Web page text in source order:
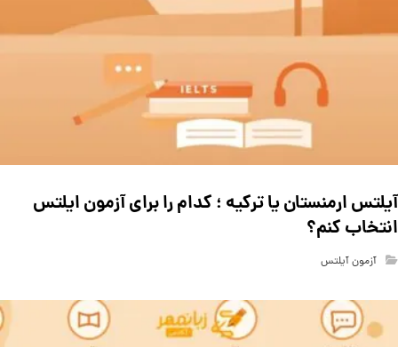
آیلتس ارمنستان یا ترکیه ؛ کدام را برای آزمون ایلتس
انتخاب کنم؟
آزمون آیلتس